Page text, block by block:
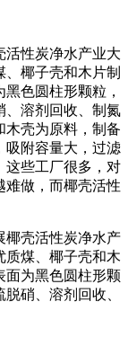
性炭净水产业大
椰子壳和木片制
色圆柱形颗粒，
、溶剂回收、制氮
木壳为原料，制备
吸附容量大，过滤
这些工厂很多，对
难做，而椰壳活性
壳活性炭净水产
质煤、椰子壳和木
面为黑色圆柱形颗
硝、溶剂回收、